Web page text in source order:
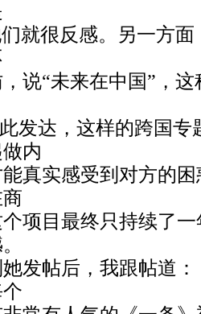
就很反感。另一方
说“未来在中国”，
发达，这样的跨国
内
真实感受到对方的
个项目最终只持续了
发帖后，我跟帖道